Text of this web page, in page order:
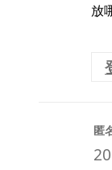
放
匿